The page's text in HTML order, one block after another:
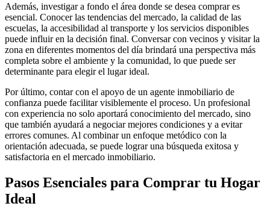
Además, investigar a fondo el área donde se desea comprar es
esencial. Conocer las tendencias del mercado, la calidad de las
escuelas, la accesibilidad al transporte y los servicios disponibles
puede influir en la decisión final. Conversar con vecinos y visitar la
zona en diferentes momentos del día brindará una perspectiva más
completa sobre el ambiente y la comunidad, lo que puede ser
determinante para elegir el lugar ideal.
Por último, contar con el apoyo de un agente inmobiliario de
confianza puede facilitar visiblemente el proceso. Un profesional
con experiencia no solo aportará conocimiento del mercado, sino
que también ayudará a negociar mejores condiciones y a evitar
errores comunes. Al combinar un enfoque metódico con la
orientación adecuada, se puede lograr una búsqueda exitosa y
satisfactoria en el mercado inmobiliario.
Pasos Esenciales para Comprar tu Hogar
Ideal